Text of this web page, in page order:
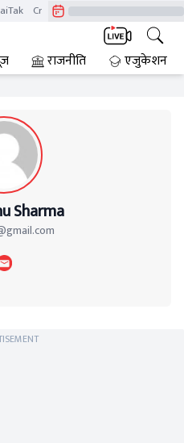
CrimeTak
राजनीति एजुकेशन
Sharma